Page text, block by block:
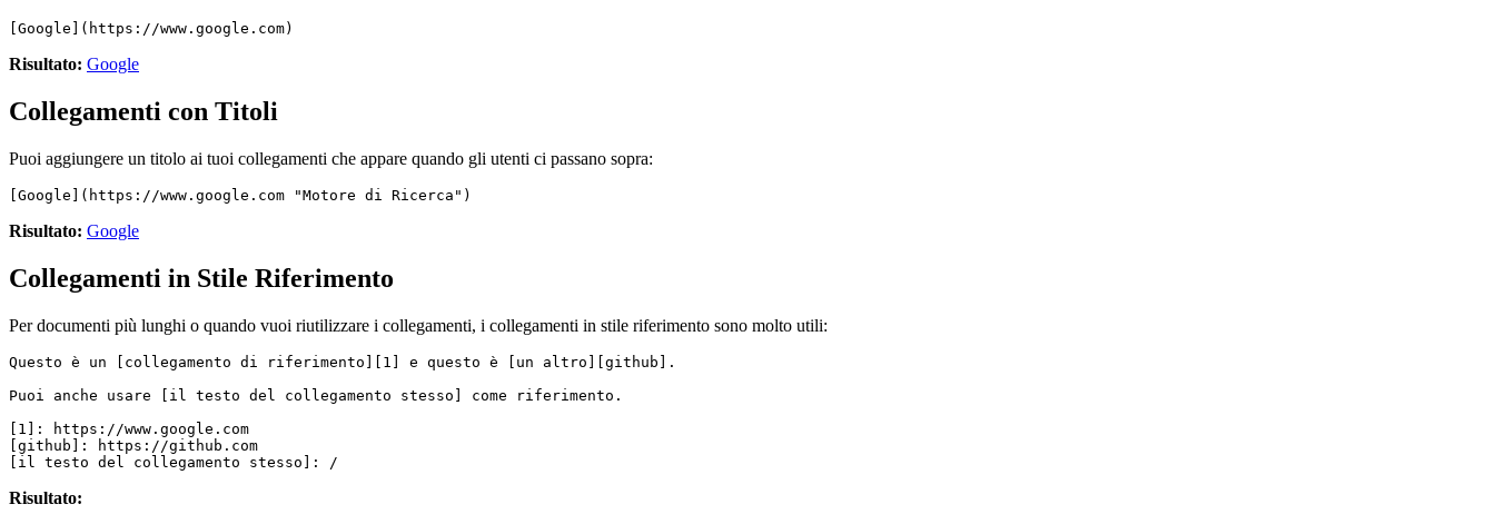
[Google](https://www.google.com)
Risultato: Google
Collegamenti con Titoli
Puoi aggiungere un titolo ai tuoi collegamenti che appare quando gli utenti ci passano sopra:
[Google](https://www.google.com "Motore di Ricerca")
Risultato: Google
Collegamenti in Stile Riferimento
Per documenti più lunghi o quando vuoi riutilizzare i collegamenti, i collegamenti in stile riferimento sono molto utili:
Questo è un [collegamento di riferimento][1] e questo è [un altro][github].
Puoi anche usare [il testo del collegamento stesso] come riferimento.
[1]: https://www.google.com
[github]: https://github.com
[il testo del collegamento stesso]: /
Risultato: